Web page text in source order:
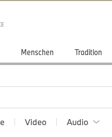
Menschen Tradition
Video Audio